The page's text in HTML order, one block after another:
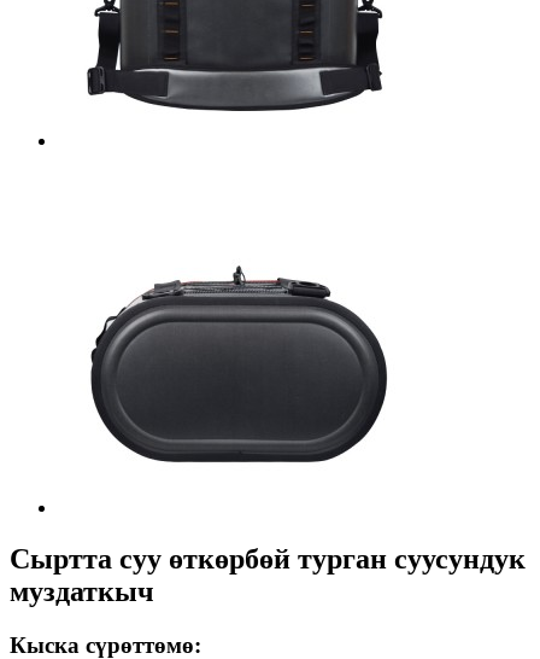
Сыртта суу өткөрбөй турган суусундук
муздаткыч
Кыска сүрөттөмө: